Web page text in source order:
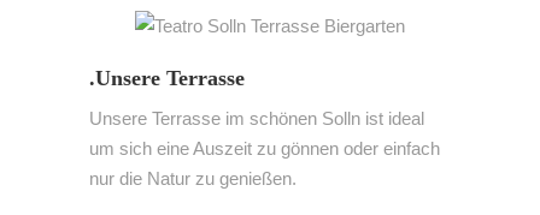
.Unsere Terrasse
Unsere Terrasse im schönen Solln ist ideal
um sich eine Auszeit zu gönnen oder einfach
nur die Natur zu genießen.